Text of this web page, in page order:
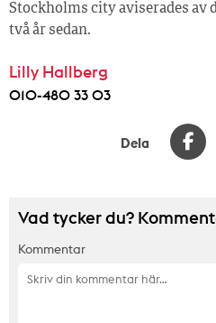
Stockholms city aviserades av
två år sedan.
Lilly Hallberg
010-480 33 03
Dela
Vad tycker du?
Kommentar